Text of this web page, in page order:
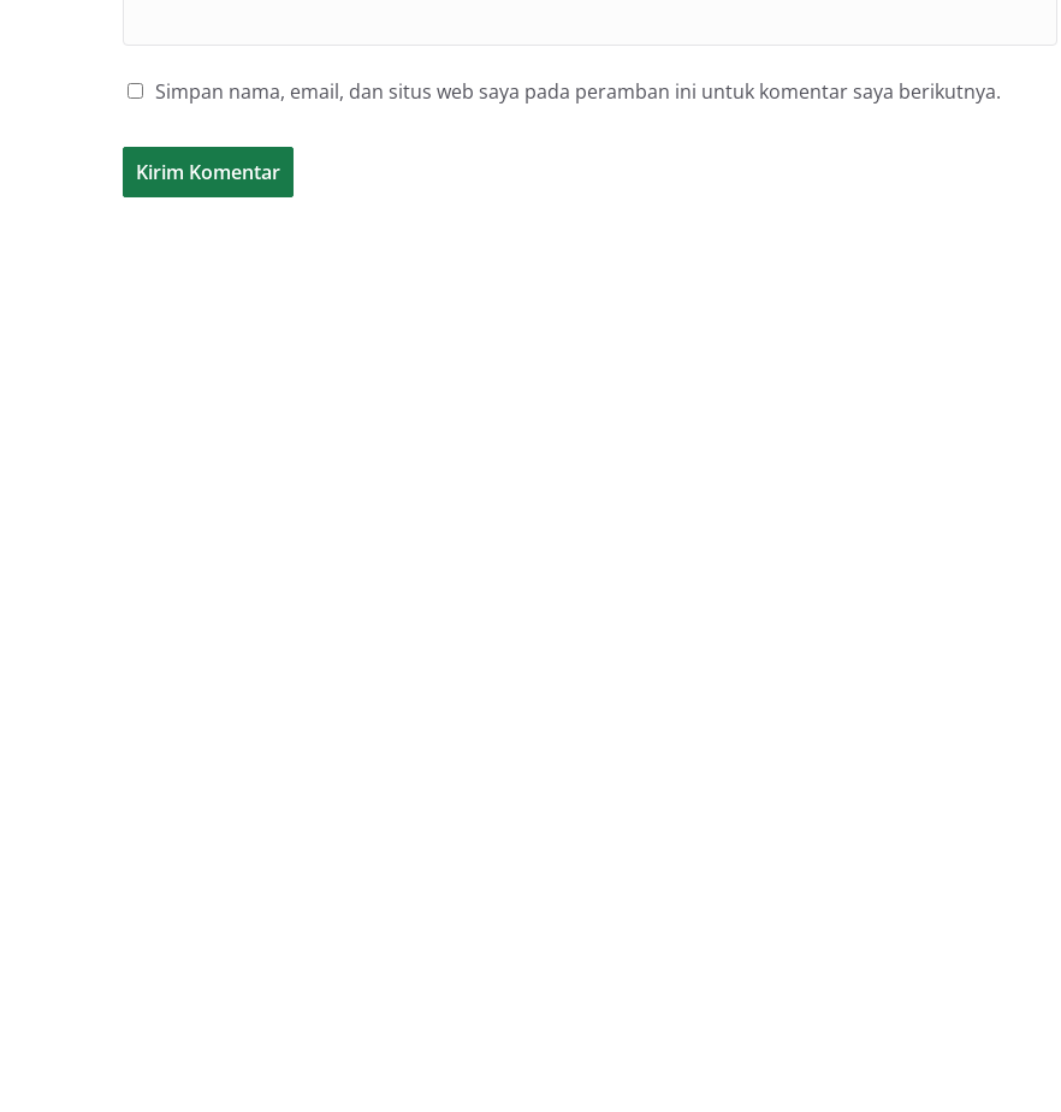
Simpan nama, email, dan situs web saya pada peramban ini untuk komentar saya berikutnya.